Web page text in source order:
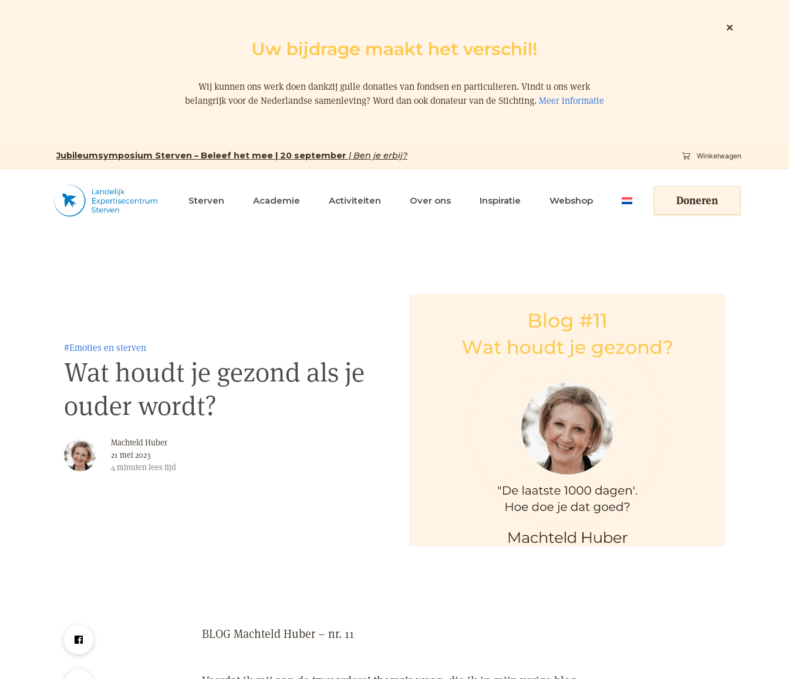
Uw bijdrage maakt het verschil!
Wij kunnen ons werk doen dankzij gulle donaties van fondsen en particulieren. Vindt u ons werk
belangrijk voor de Nederlandse samenleving? Word dan ook donateur van de Stichting. Meer informatie
Jubileumsymposium Sterven – Beleef het mee | 20 september | Ben je erbij? Winkelwagen
Sterven Academie Activiteiten Over ons Inspiratie Webshop Doneren
#Emoties en sterven
Wat houdt je gezond als je
ouder wordt?
Machteld Huber
21 mei 2023
4minutenlees tijd
BLOG Machteld Huber – nr. 11